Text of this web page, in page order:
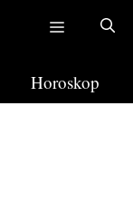
Horoskop